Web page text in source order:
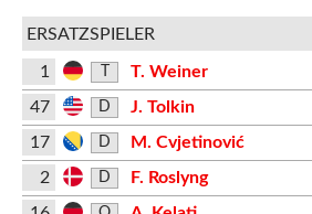
ERSATZSPIELER
1
T. Weiner
47
D J. Tolkin
17 D
M. Cvjetinović
2
D F. Roslyng